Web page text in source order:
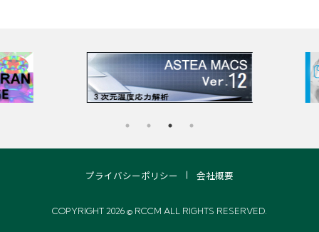
プライバシーポリシー 会社概要
COPYRIGHT 2026 © RCCM ALL RIGHTS RESERVED.